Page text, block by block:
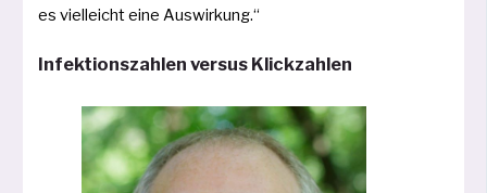
es viel­leicht eine Auswirkung.“
Infektionszahlen versus Klickzahlen